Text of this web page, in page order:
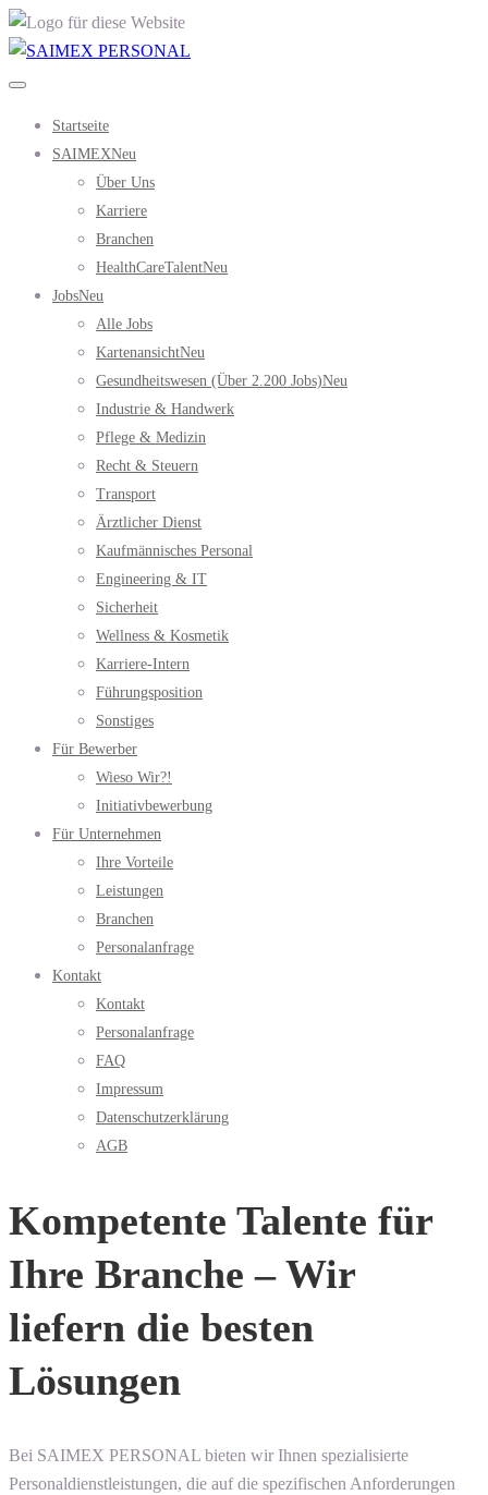
Startseite
SAIMEXNeu
Über Uns
Karriere
Branchen
HealthCareTalentNeu
JobsNeu
Alle Jobs
KartenansichtNeu
Gesundheitswesen (über 2.200 Jobs)Neu
Industrie & Handwerk
Pflege & Medizin
Recht & Steuern
Transport
Ärztlicher Dienst
Kaufmännisches Personal
Engineering & IT
Sicherheit
Wellness & Kosmetik
Karriere-Intern
Führungsposition
Sonstiges
Für Bewerber
Wieso Wir?!
Initiativbewerbung
Für Unternehmen
Ihre Vorteile
Leistungen
Branchen
Personalanfrage
Kontakt
Kontakt
Personalanfrage
FAQ
Impressum
Datenschutzerklärung
AGB
Kompetente Talente für
Ihre Branche – Wir
liefern die besten
Lösungen
Bei SAIMEX PERSONAL bieten wir Ihnen spezialisierte
Personaldienstleistungen, die auf die spezifischen Anforderungen